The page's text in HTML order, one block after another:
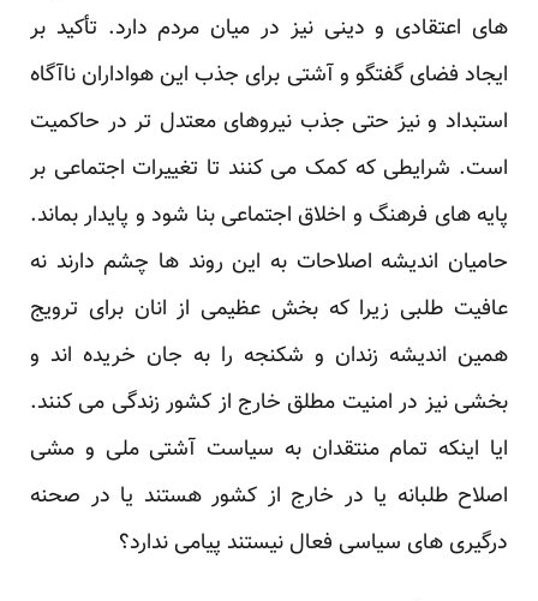
های اعتقادی و دینی نیز در میان مردم دارد. تأکید بر
ایجاد فضای گفتگو و آشتی برای جذب این هواداران ناآگاه
استبداد و نیز حتی جذب نیروهای معتدل تر در حاکمیت
است. شرایطی که کمک می کنند تا تغییرات اجتماعی بر
پایه های فرهنگ و اخلاق اجتماعی بنا شود و پایدار بماند.
حامیان اندیشه اصلاحات به این روند ها چشم دارند نه
عافیت طلبی زیرا که بخش عظیمی از انان برای ترویج
همین اندیشه زندان و شکنجه را به جان خریده اند و
بخشی نیز در امنیت مطلق خارج از کشور زندگی می کنند.
ایا اینکه تمام منتقدان به سیاست آشتی ملی و مشی
اصلاح طلبانه یا در خارج از کشور هستند یا در صحنه
درگیری های سیاسی فعال نیستند پیامی ندارد؟